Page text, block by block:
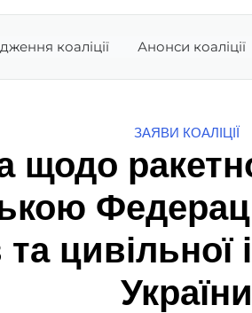
коаліції Анонси коаліції
ЗАЯВИ КОАЛІЦІЇ
щодо
та
України